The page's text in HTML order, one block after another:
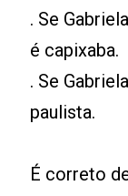
. Se
é capixaba.
. Se
paulista.
É correto